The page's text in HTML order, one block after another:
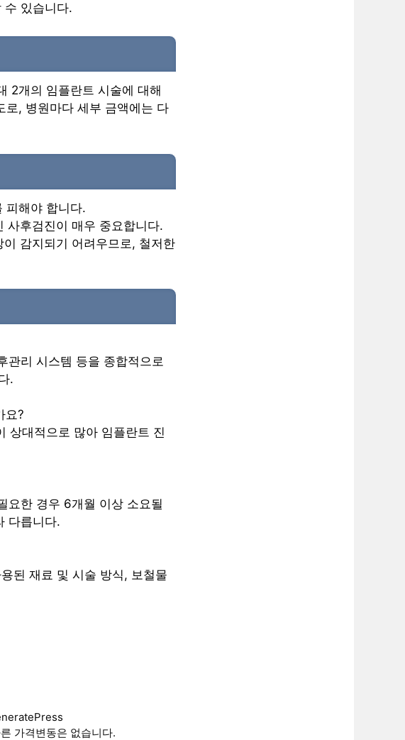
수 있습니다.
2개의 임플란트 시술에 대해
, 병원마다 세부 금액에는 다
피해야 합니다.
사후검진이 매우 중요합니다.
감지되기 어려우므로, 철저한
관리 시스템 등을 종합적으로
.
요?
상대적으로 많아 임플란트 진
요한 경우 6개월 이상 소요될
다릅니다.
된 재료 및 시술 방식, 보철물
가격변동은 없습니다.